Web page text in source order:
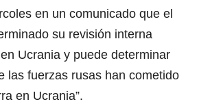
en un comunicado que el
su revisión interna
Ucrania y puede determinar
las fuerzas rusas han cometido
en Ucrania”.